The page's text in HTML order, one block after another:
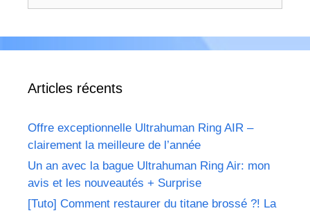
Articles récents
Offre exceptionnelle Ultrahuman Ring AIR –
clairement la meilleure de l’année
Un an avec la bague Ultrahuman Ring Air: mon
avis et les nouveautés + Surprise
[Tuto] Comment restaurer du titane brossé ?! La